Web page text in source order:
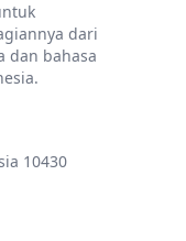
dari
dan bahasa
10430